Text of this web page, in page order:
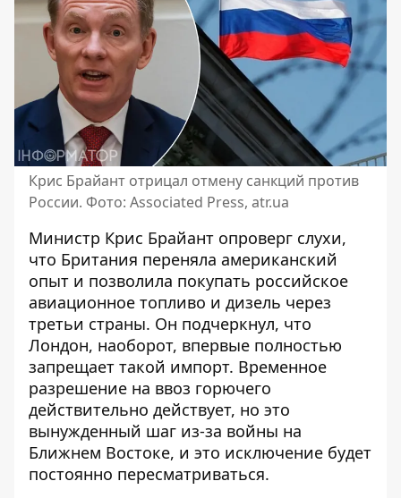
Крис Брайант отрицал отмену санкций против
России. Фото: Associated Press, atr.ua
Министр Крис Брайант опроверг слухи,
что Британия переняла американский
опыт и позволила покупать российское
авиационное топливо и дизель через
третьи страны. Он подчеркнул, что
Лондон, наоборот, впервые полностью
запрещает такой импорт. Временное
разрешение на ввоз горючего
действительно действует, но это
вынужденный шаг из-за войны на
Ближнем Востоке, и это исключение будет
постоянно пересматриваться.